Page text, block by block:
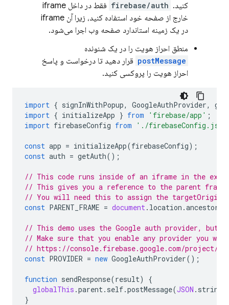
کنید. firebase/auth
فقط در داخل iframe
خارج از صفحه خود استفاده کنید، زیرا آن iframe
در یک زمینه استاندارد صفحه وب اجرا می‌شود.
منطق احراز هویت را در یک شنونده
postMessage قرار دهید تا درخواست و پاسخ
احراز هویت را پروکسی کنید.
import { signInWithPopup, GoogleAuthProvider,
import { initializeApp } from 'firebase/app' ;
import firebaseConfig from './firebaseConfig.js'
const app = initializeApp(firebaseConfig);
const auth = getAuth();
// This code runs inside of an iframe in the
// This gives you a reference to the parent
// You will need this to assign the targetOrigin
const PARENT_FRAME = document. location .
// This demo uses the Google auth provider, but
// Make sure that you enable any provider you
// https://console.firebase.google.com/project/_/
const PROVIDER = new GoogleAuthProvider();
function sendResponse(result)
{
globalThis .parent. self.postMessage(JSON .
}